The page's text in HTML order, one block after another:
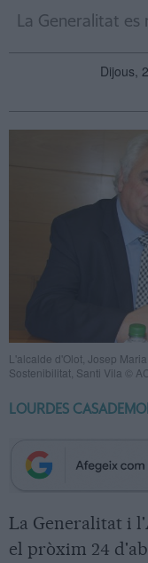
La Generalitat
Dijous,
L'alcalde d'Olot, Josep
Sostenibilitat, Santi Vila ©
LOURDES
La Generalitat i
el pròxim 24